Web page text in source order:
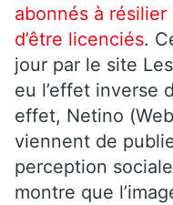
abonnés à
d’être licenciés.
jour par le site
eu l’effet inverse
effet, Netino
viennent de
perception
montre que